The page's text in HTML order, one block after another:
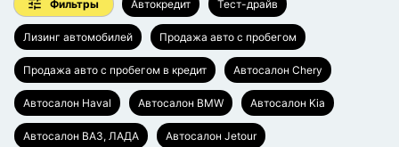
Фильтры Автокредит Тест-драйв
Лизинг автомобилей Продажа авто с пробегом
Продажа авто с пробегом в кредит Автосалон Chery
Автосалон Haval Автосалон BMW Автосалон Kia
Автосалон ВАЗ, ЛАДА Автосалон Jetour